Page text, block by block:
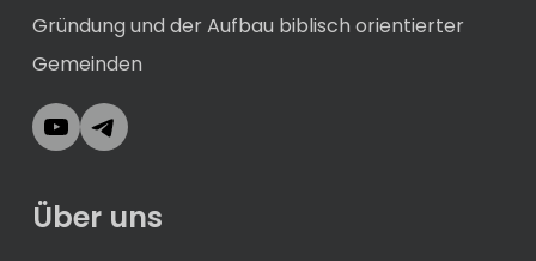
Gründung und der Aufbau biblisch orientierter
Gemeinden
YouTubeTelegram
Über uns